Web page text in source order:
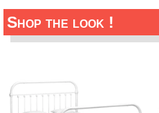
Shop the look !